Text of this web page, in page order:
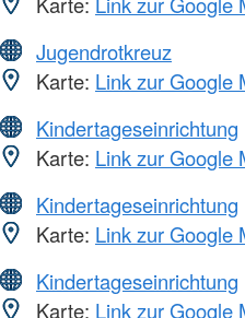
Jugendrotkreuz
Karte: Link zur Google
Kindertageseinrichtung
Karte: Link zur Google
Kindertageseinrichtung
Karte: Link zur Google
Kindertageseinrichtung
Karte: Link zur Google